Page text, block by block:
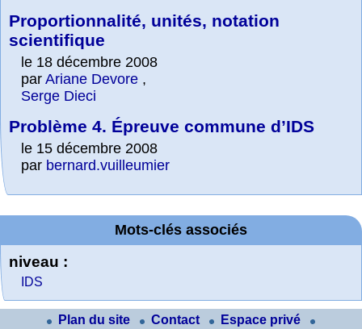
Proportionnalité, unités, notation
scientifique
le 18 décembre 2008
par Ariane Devore ,
Serge Dieci
Problème 4. Épreuve commune d’IDS
le 15 décembre 2008
par bernard.vuilleumier
Mots-clés associés
niveau :
IDS
Plan du site Contact Espace privé